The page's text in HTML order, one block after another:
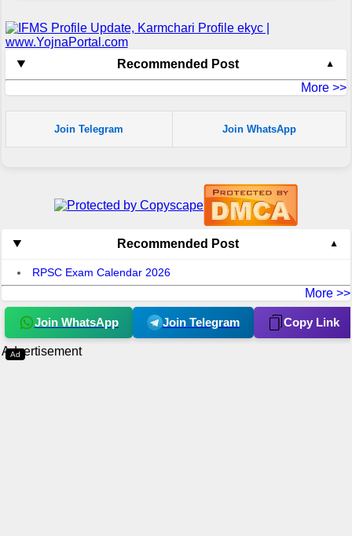
Recommended Post
More >>
Join Telegram Join WhatsApp
Recommended Post
RPSC Exam Calendar 2026
More >>
Join WhatsApp Join Telegram Copy Link
Ad
Advertisement